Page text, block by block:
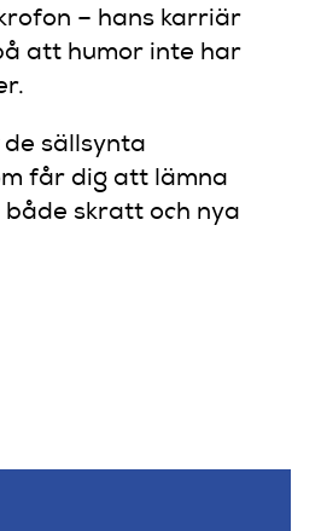
– hans karriär
att humor inte har
sällsynta
får dig att lämna
skratt och nya